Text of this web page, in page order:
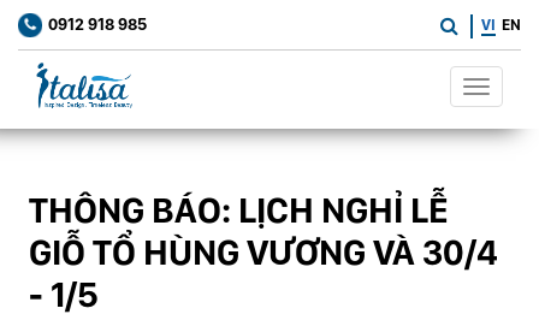
0912 918 985 VI EN
Toggle
THÔNG BÁO: LỊCH NGHỈ LỄ
GIỖ TỔ HÙNG VƯƠNG VÀ 30/4
- 1/5